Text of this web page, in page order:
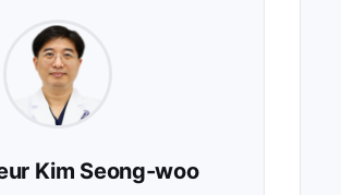
Kim Seong-woo